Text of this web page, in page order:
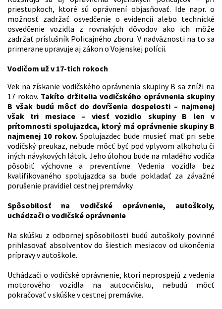
priestupkoch, ktoré sú oprávnení objasňovať. Ide napr. o
možnosť zadržať osvedčenie o evidencii alebo technické
osvedčenie vozidla z rovnakých dôvodov ako ich môže
zadržať príslušník Policajného zboru. V nadväznosti na to sa
primerane upravuje aj zákon o Vojenskej polícii.
Vodičom už v 17-tich rokoch
Vek na získanie vodičského oprávnenia skupiny B sa zníži na
17 rokov. Takíto držitelia vodičského oprávnenia skupiny
B však budú môcť do dovŕšenia dospelosti – najmenej
však tri mesiace – viesť vozidlo skupiny B len v
prítomnosti spolujazdca, ktorý má oprávnenie skupiny B
najmenej 10 rokov.Spolujazdec bude musieť mať pri sebe
vodičský preukaz, nebude môcť byť pod vplyvom alkoholu či
iných návykových látok. Jeho úlohou bude na mladého vodiča
pôsobiť výchovne a preventívne. Vedenia vozidla bez
kvalifikovaného spolujazdca sa bude pokladať za závažné
porušenie pravidiel cestnej premávky.
Spôsobilosť na vodičské oprávnenie, autoškoly,
uchádzači o vodičské oprávnenie
Na skúšku z odbornej spôsobilosti budú autoškoly povinné
prihlasovať absolventov do šiestich mesiacov od ukončenia
prípravy v autoškole.
Uchádzači o vodičské oprávnenie, ktorí neprospejú z vedenia
motorového vozidla na autocvičisku, nebudú môcť
pokračovať v skúške v cestnej premávke.